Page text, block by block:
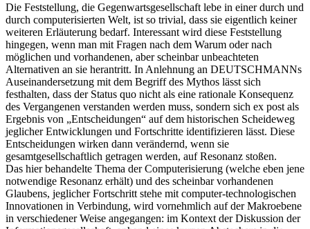
Die Feststellung, die Gegenwartsgesellschaft lebe in einer durch und
durch computerisierten Welt, ist so trivial, dass sie eigentlich keiner
weiteren Erläuterung bedarf. Interessant wird diese Feststellung
hingegen, wenn man mit Fragen nach dem Warum oder nach
möglichen und vorhandenen, aber scheinbar unbeachteten
Alternativen an sie herantritt. In Anlehnung an DEUTSCHMANNs
Auseinandersetzung mit dem Begriff des Mythos lässt sich
festhalten, dass der Status quo nicht als eine rationale Konsequenz
des Vergangenen verstanden werden muss, sondern sich ex post als
Ergebnis von „Entscheidungen“ auf dem historischen Scheideweg
jeglicher Entwicklungen und Fortschritte identifizieren lässt. Diese
Entscheidungen wirken dann verändernd, wenn sie
gesamtgesellschaftlich getragen werden, auf Resonanz stoßen.
Das hier behandelte Thema der Computerisierung (welche eben jene
notwendige Resonanz erhält) und des scheinbar vorhandenen
Glaubens, jeglicher Fortschritt stehe mit computer-technologischen
Innovationen in Verbindung, wird vornehmlich auf der Makroebene
in verschiedener Weise angegangen: im Kontext der Diskussion der